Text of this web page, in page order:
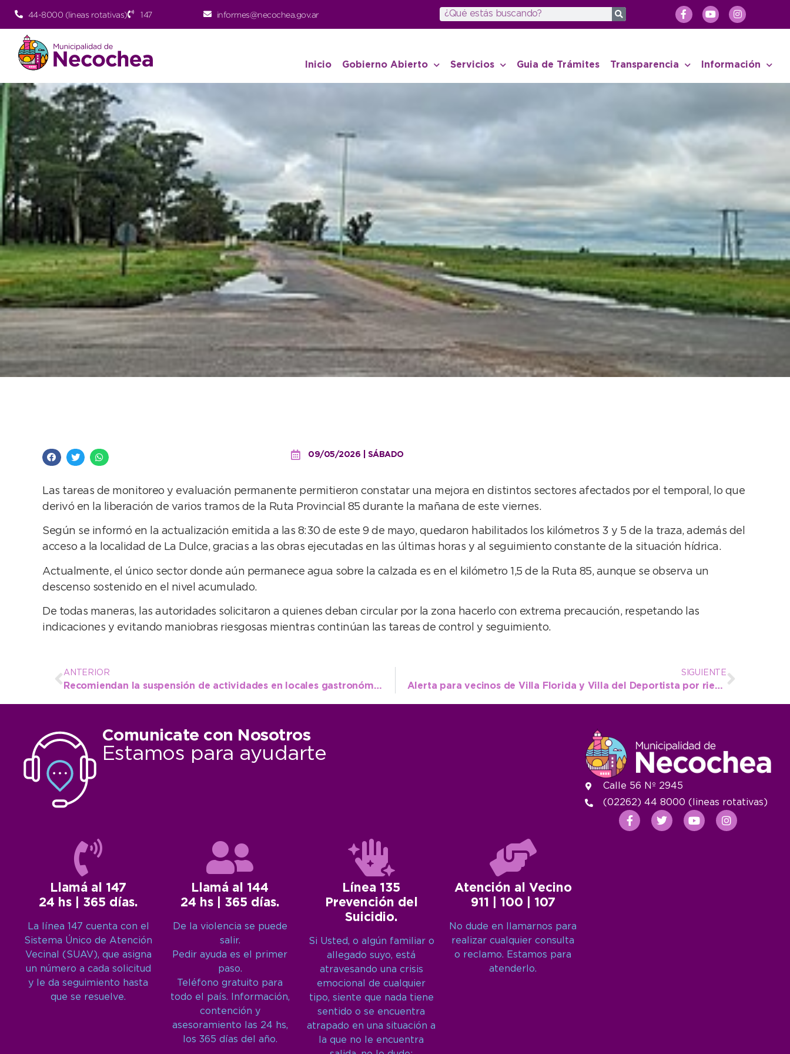
44-8000 (lineas rotativas) 147 informes@necochea.gov.ar
Inicio Gobierno Abierto Servicios Guia de Trámites Transparencia Información
09/05/2026 | SÁBADO
Las tareas de monitoreo y evaluación permanente permitieron constatar una mejora en distintos sectores afectados por el temporal, lo que
derivó en la liberación de varios tramos de la Ruta Provincial 85 durante la mañana de este viernes.
Según se informó en la actualización emitida a las 8:30 de este 9 de mayo, quedaron habilitados los kilómetros 3 y 5 de la traza, además del
acceso a la localidad de La Dulce, gracias a las obras ejecutadas en las últimas horas y al seguimiento constante de la situación hídrica.
Actualmente, el único sector donde aún permanece agua sobre la calzada es en el kilómetro 1,5 de la Ruta 85, aunque se observa un
descenso sostenido en el nivel acumulado.
De todas maneras, las autoridades solicitaron a quienes deban circular por la zona hacerlo con extrema precaución, respetando las
indicaciones y evitando maniobras riesgosas mientras continúan las tareas de control y seguimiento.
ANTERIOR
Recomiendan la suspensión de actividades en locales gastronómicos, espacios recreativos y eventos privados
SIGUIENTE
Alerta para vecinos de Villa Florida y Villa del Deportista por riesgos ante el temporal
Comunicate con Nosotros
Estamos para ayudarte
Llamá al 147
24 hs | 365 días.
La línea 147 cuenta con el
Sistema Único de Atención
Vecinal (SUAV), que asigna
un número a cada solicitud
y le da seguimiento hasta
que se resuelve.
Llamá al 144
24 hs | 365 días.
De la violencia se puede
salir.
Pedir ayuda es el primer
paso.
Teléfono gratuito para
todo el país. Información,
contención y
asesoramiento las 24 hs,
los 365 días del año.
Línea 135
Prevención del
Suicidio.
Si Usted, o algún familiar o
allegado suyo, está
atravesando una crisis
emocional de cualquier
tipo, siente que nada tiene
sentido o se encuentra
atrapado en una situación a
la que no le encuentra
Atención al Vecino
911 | 100 | 107
No dude en llamarnos para
realizar cualquier consulta
o reclamo. Estamos para
atenderlo.
Calle 56 Nº 2945
(02262) 44 8000 (lineas rotativas)